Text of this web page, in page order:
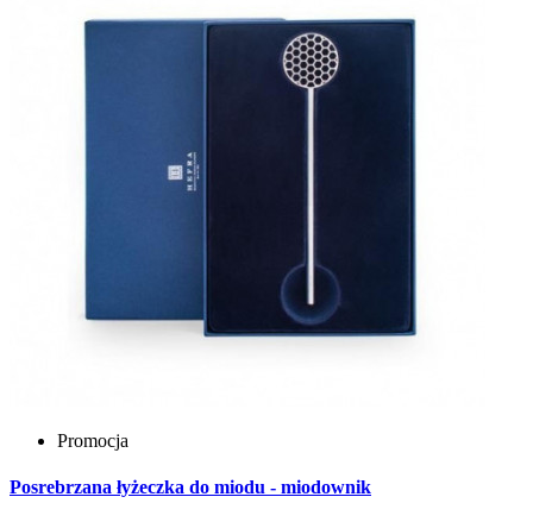
Promocja
Posrebrzana łyżeczka do miodu - miodownik